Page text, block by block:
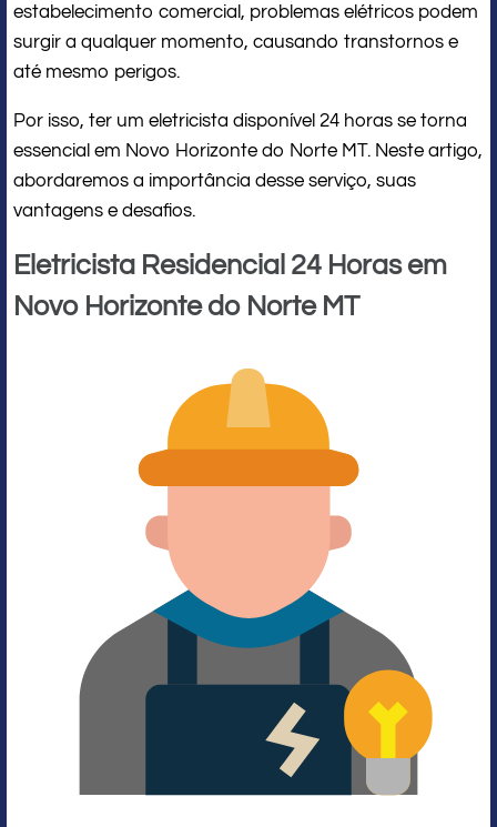
estabelecimento comercial, problemas elétricos podem
surgir a qualquer momento, causando transtornos e
até mesmo perigos.
Por isso, ter um eletricista disponível 24 horas se torna
essencial em Novo Horizonte do Norte MT. Neste artigo,
abordaremos a importância desse serviço, suas
vantagens e desafios.
Eletricista Residencial 24 Horas em
Novo Horizonte do Norte MT